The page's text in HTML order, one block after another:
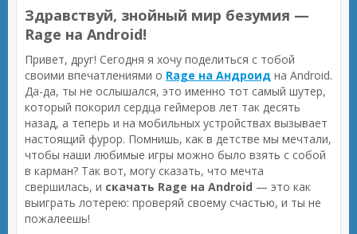
Здравствуй, знойный мир безумия —
Rage на Android!
Привет, друг! Сегодня я хочу поделиться с тобой
своими впечатлениями о Rage на Андроид на Android.
Да-да, ты не ослышался, это именно тот самый шутер,
который покорил сердца геймеров лет так десять
назад, а теперь и на мобильных устройствах вызывает
настоящий фурор. Помнишь, как в детстве мы мечтали,
чтобы наши любимые игры можно было взять с собой
в карман? Так вот, могу сказать, что мечта
свершилась, и скачать Rage на Android — это как
выиграть лотерею: проверяй своему счастью, и ты не
пожалеешь!